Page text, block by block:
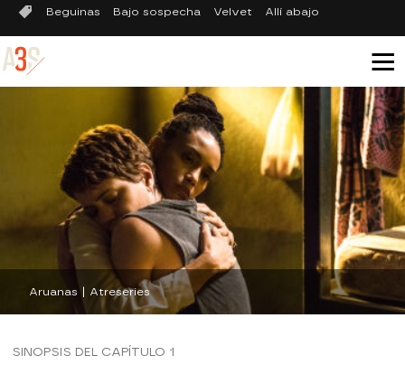
Beguinas Bajo sospecha Velvet Allí abajo
SINOPSIS DEL CAPÍTULO 1
Aruanas | Atreseries